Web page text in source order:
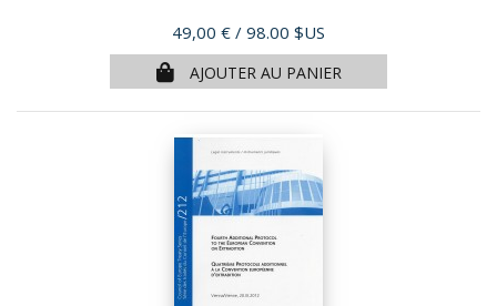
Prix
49,00 € / 98.00 $US
AJOUTER AU PANIER